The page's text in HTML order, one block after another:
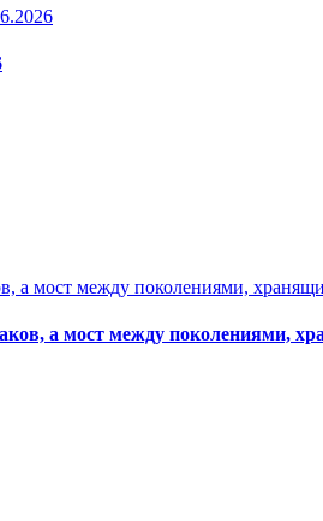
а мост между поколениями,